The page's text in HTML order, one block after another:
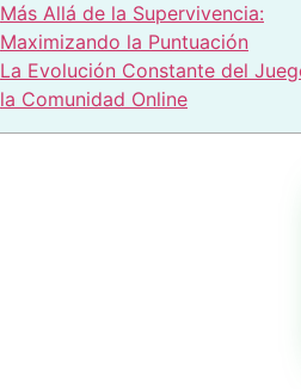
Más Allá de la Supervivencia:
Maximizando la Puntuación
La Evolución Constante del
la Comunidad Online